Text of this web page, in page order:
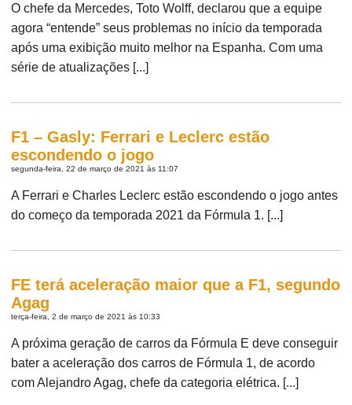
O chefe da Mercedes, Toto Wolff, declarou que a equipe
agora “entende” seus problemas no início da temporada
após uma exibição muito melhor na Espanha. Com uma
série de atualizações [...]
F1 – Gasly: Ferrari e Leclerc estão
escondendo o jogo
segunda-feira, 22 de março de 2021 às 11:07
A Ferrari e Charles Leclerc estão escondendo o jogo antes
do começo da temporada 2021 da Fórmula 1. [...]
FE terá aceleração maior que a F1, segundo
Agag
terça-feira, 2 de março de 2021 às 10:33
A próxima geração de carros da Fórmula E deve conseguir
bater a aceleração dos carros de Fórmula 1, de acordo
com Alejandro Agag, chefe da categoria elétrica. [...]